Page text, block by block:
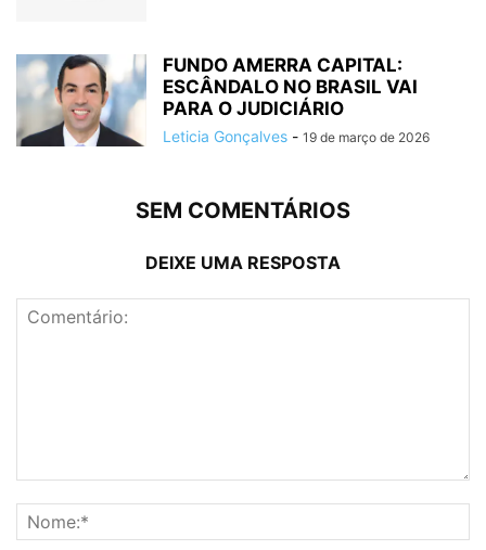
FUNDO AMERRA CAPITAL:
ESCÂNDALO NO BRASIL VAI
PARA O JUDICIÁRIO
Leticia Gonçalves - 19 de março de 2026
SEM COMENTÁRIOS
DEIXE UMA RESPOSTA